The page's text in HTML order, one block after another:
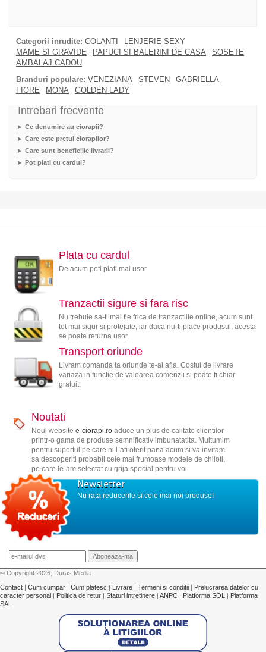
Categorii inrudite: COLANTI
LENJERIE SEXY
MAME SI GRAVIDE
PAPUCI SI BALERINI DE CASA
SOSETE
AMBALAJ CADOU
Branduri populare: VENEZIANA STEVEN
GABRIELLA
FIORE
MONA GOLDEN LADY
Intrebari frecvente
Ce denumire au ciorapii?
Care este pretul ciorapilor?
Care sunt beneficiile livrarii?
Pot plati cu cardul?
Plata cu cardul
De acum poti plati mai usor
Tranzactii sigure si fara risc
Nu trebuie sa-ti mai fie frica de tranzactiile online, acum sunt
tot mai sigur si protejate, iar daca nu-ti place produsul, acesta
se poate returna usor.
Transport oriunde
Livram comanda ta oriunde te-ai afla. Costul de livrare
variaza in functie de valoarea comenzii si poate fi chiar
gratuit.
Noutati
Noul website e-ciorapi.roaduce un plus de calitate clientilor
printr-o gama de produse semnificativ imbunatatita. Multumim
pentru suportul pe care ni l-ati oferit pana acum si va invitam
sa descoperiti probabil cele mai frumoase modele de chiloti,
pe care le-am selectat cu grija special pentru voi.
Newsletter
Nu rata reducerile si cele mai noi produse!
© Copyright 2026, Duras Media
Contact | Cum cumpar | Cum platesc | Livrare | Termeni si conditii | Prelucrarea datelor cu
caracter personal | Politica de retur | Sfaturi intretinere | ANPC | Platforma SOL | Platforma
SAL